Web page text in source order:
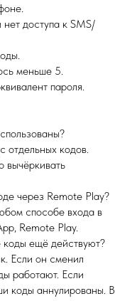
нет доступа к SMS/
меньше 5.
пароля.
отдельных кодов.
вычёркивать
через Remote Play?
способе входа в
Remote Play.
коды ещё действуют?
Если он сменил
работают. Если
коды аннулированы. В